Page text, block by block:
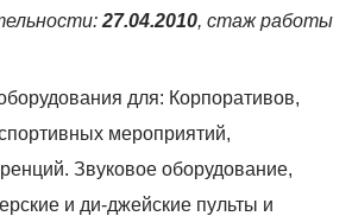
27.04.2010, стаж работы
для: Корпоративов,
мероприятий,
Звуковое оборудование,
и ди-джейские пульты и